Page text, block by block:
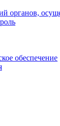
органов,
обеспечение